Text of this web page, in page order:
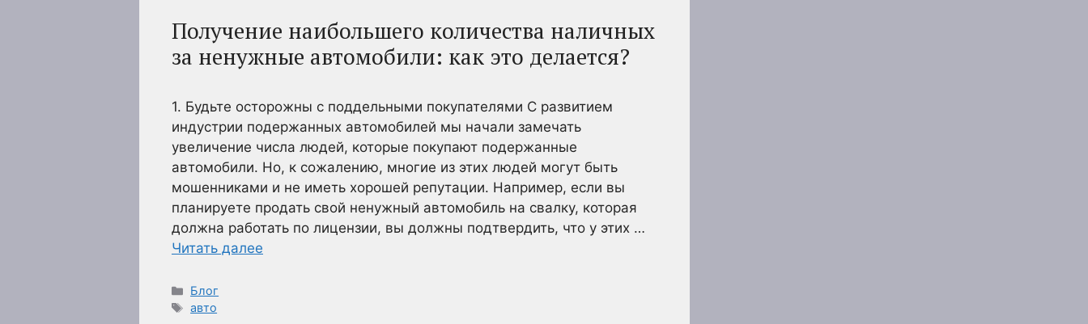
Получение наибольшего количества наличных
за ненужные автомобили: как это делается?
1. Будьте осторожны с поддельными покупателями С развитием
индустрии подержанных автомобилей мы начали замечать
увеличение числа людей, которые покупают подержанные
автомобили. Но, к сожалению, многие из этих людей могут быть
мошенниками и не иметь хорошей репутации. Например, если вы
планируете продать свой ненужный автомобиль на свалку, которая
должна работать по лицензии, вы должны подтвердить, что у этих …
Читать далее
Рубрики
Блог
Метки
авто